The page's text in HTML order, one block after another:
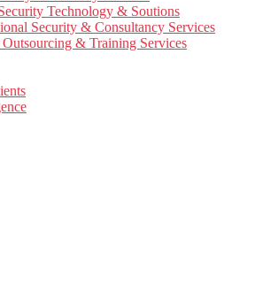
Technology & Soutions
Security & Consultancy Services
Outsourcing & Training Services